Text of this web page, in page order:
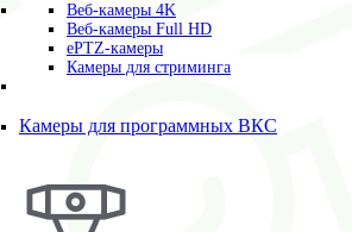
Веб-камеры 4K
Веб-камеры Full HD
ePTZ-камеры
Камеры для стриминга
Камеры для программных ВКС